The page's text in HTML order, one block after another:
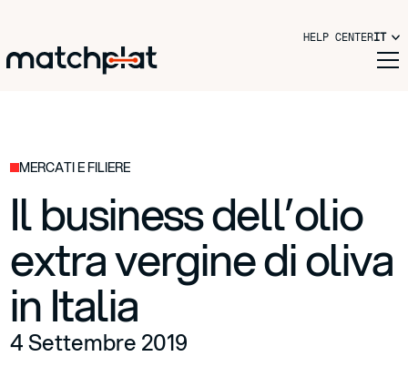
HELP CENTERIT
MERCATI E FILIERE
Il business dell’olio
extra vergine di oliva
in Italia
4 Settembre 2019